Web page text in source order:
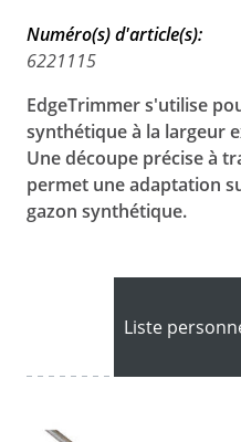
Numéro(s) d'article(s):
6221115
EdgeTrimmer s'utilise
synthétique à la largeur
Une découpe précise à
permet une adaptation
gazon synthétique.
Liste